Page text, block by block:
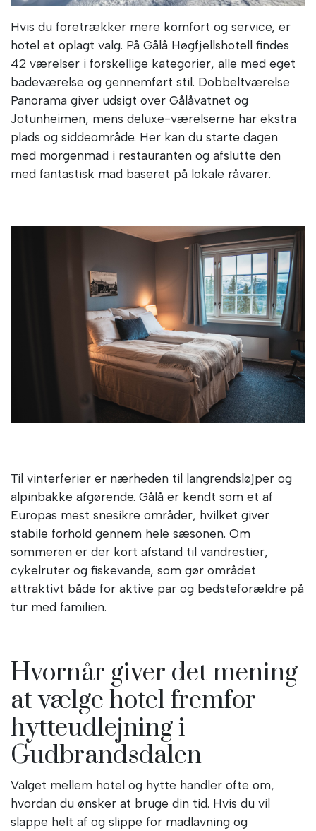
Hvis du foretrækker mere komfort og service, er
hotel et oplagt valg. På Gålå Høgfjellshotell findes
42 værelser i forskellige kategorier, alle med eget
badeværelse og gennemført stil. Dobbeltværelse
Panorama giver udsigt over Gålåvatnet og
Jotunheimen, mens deluxe-værelserne har ekstra
plads og siddeområde. Her kan du starte dagen
med morgenmad i restauranten og afslutte den
med fantastisk mad baseret på lokale råvarer.
Til vinterferier er nærheden til langrendsløjper og
alpinbakke afgørende. Gålå er kendt som et af
Europas mest snesikre områder, hvilket giver
stabile forhold gennem hele sæsonen. Om
sommeren er der kort afstand til vandrestier,
cykelruter og fiskevande, som gør området
attraktivt både for aktive par og bedsteforældre på
tur med familien.
Hvornår giver det mening
at vælge hotel fremfor
hytteudlejning i
Gudbrandsdalen
Valget mellem hotel og hytte handler ofte om,
hvordan du ønsker at bruge din tid. Hvis du vil
slappe helt af og slippe for madlavning og